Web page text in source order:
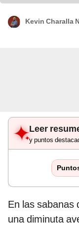
ganado. | Foto: EBird
Kevin Charalla
Leer
y puntos
En las sabanas
una diminuta